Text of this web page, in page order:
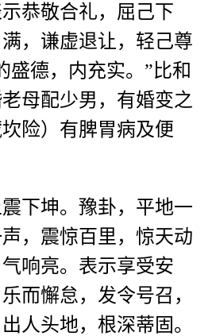
恭敬合礼，屈己下
，谦虚退让，轻己尊
盛德，内充实。”比和
母配少男，有婚变之
险）有脾胃病及便
下坤。豫卦，平地一
，震惊百里，惊天动
响亮。表示享受安
而懈怠，发令号召，
人头地，根深蒂固。